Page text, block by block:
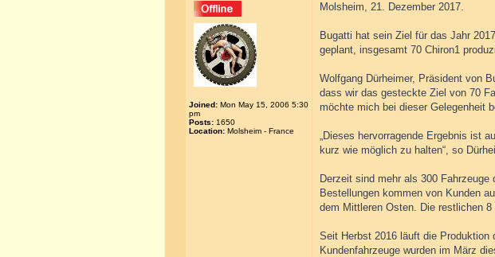
Joined: Mon May 15, 2006 5:30
pm
Posts: 1650
Location: Molsheim - France
Molsheim, 21. Dezember 2017.
Bugatti hat sein Ziel für das Jahr
geplant, insgesamt 70 Chiron1
Wolfgang Dürheimer, Präsident von
dass wir das gesteckte Ziel von 70
möchte mich bei dieser Gelegenheit
„Dieses hervorragende Ergebnis ist
kurz wie möglich zu halten“, so
Derzeit sind mehr als 300
Bestellungen kommen von Kunden
dem Mittleren Osten. Die restlichen
Seit Herbst 2016 läuft die
Kundenfahrzeuge wurden im März